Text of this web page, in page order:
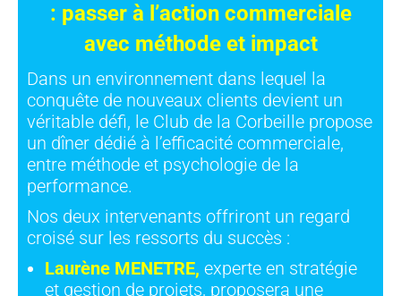
: passer à l’action commerciale
avec méthode et impact
Dans un environnement dans lequel la
conquête de nouveaux clients devient un
véritable défi, le Club de la Corbeille propose
un dîner dédié à l’efficacité commerciale,
entre méthode et psychologie de la
performance.
Nos deux intervenants offriront un regard
croisé sur les ressorts du succès :
Laurène MENETRE, experte en stratégie
et gestion de projets, proposera une